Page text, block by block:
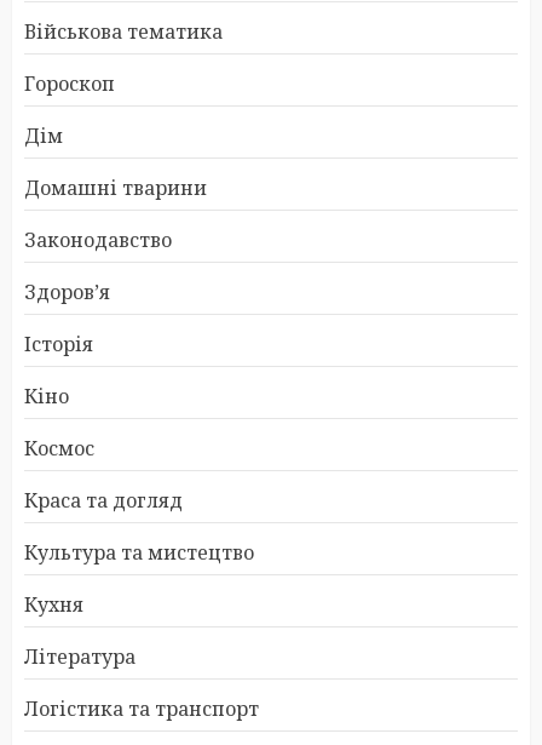
Військова тематика
Гороскоп
Дім
Домашні тварини
Законодавство
Здоров’я
Історія
Кіно
Космос
Краса та догляд
Культура та мистецтво
Кухня
Література
Логістика та транспорт